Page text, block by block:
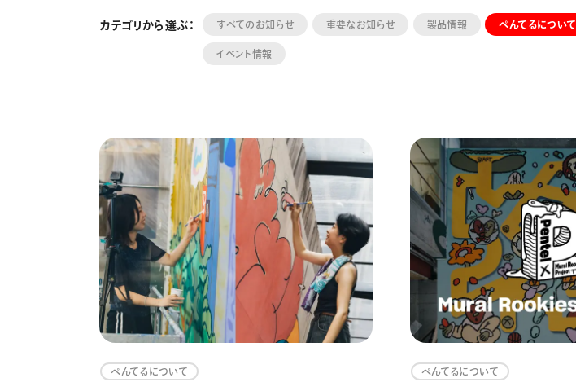
カテゴリから選ぶ： すべてのお知らせ 重要なお知らせ 製品情報 ぺんてるについて
イベント情報
ぺんてるについて ぺんてるについて